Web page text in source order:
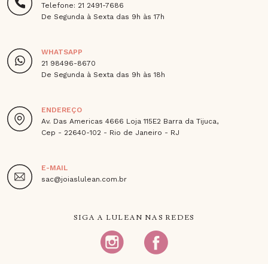
Telefone: 21 2491-7686
De Segunda à Sexta das 9h às 17h
WHATSAPP
21 98496-8670
De Segunda à Sexta das 9h às 18h
ENDEREÇO
Av. Das Americas 4666 Loja 115E2 Barra da Tijuca,
Cep - 22640-102 - Rio de Janeiro - RJ
E-MAIL
sac@joiaslulean.com.br
SIGA A LULEAN NAS REDES